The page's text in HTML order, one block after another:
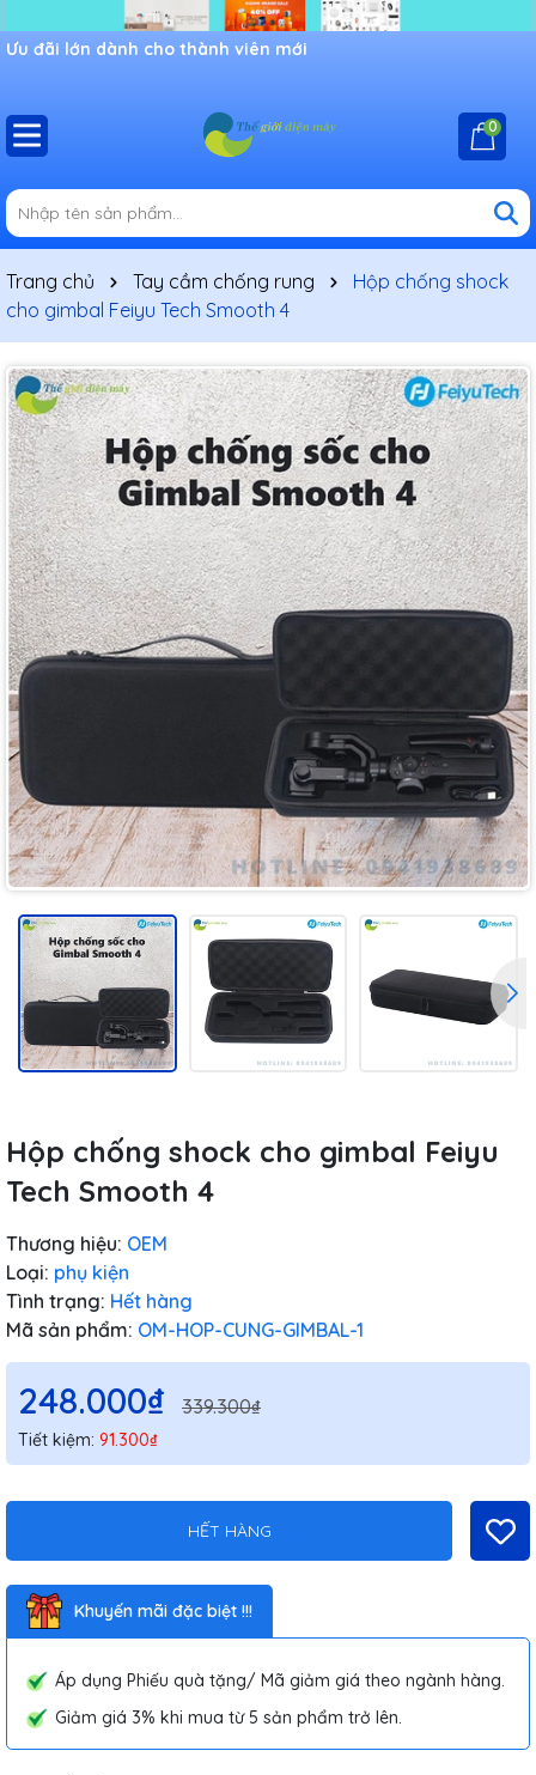
Ưu đãi lớn dành cho thành viên mới
0
Trang chủ Tay cầm chống rung
Hộp chống shock
cho gimbal Feiyu Tech Smooth 4
Hộp chống shock cho gimbal Feiyu
Tech Smooth 4
Thương hiệu: OEM
Loại: phụ kiện
Tình trạng: Hết hàng
Mã sản phẩm: OM-HOP-CUNG-GIMBAL-1
248.000₫ 339.300₫
Tiết kiệm: 91.300₫
HẾT HÀNG
Khuyến mãi đặc biệt !!!
Áp dụng Phiếu quà tặng/ Mã giảm giá theo ngành hàng.
Giảm giá 3% khi mua từ 5 sản phẩm trở lên.